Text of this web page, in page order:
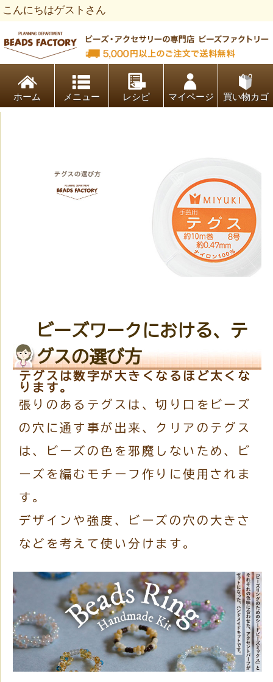
こんにちはゲストさん
ホーム レシピ マイページ 買い物カゴ
ビーズワークにおける、テ
グスの選び方
テグスは数字が大きくなるほど太くな
ります。
張りのあるテグスは、切り口をビーズ
の穴に通す事が出来、クリアのテグス
は、ビーズの色を邪魔しないため、ビ
ーズを編むモチーフ作りに使用されま
す。
デザインや強度、ビーズの穴の大きさ
などを考えて使い分けます。